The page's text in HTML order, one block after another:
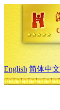
English 简体中文